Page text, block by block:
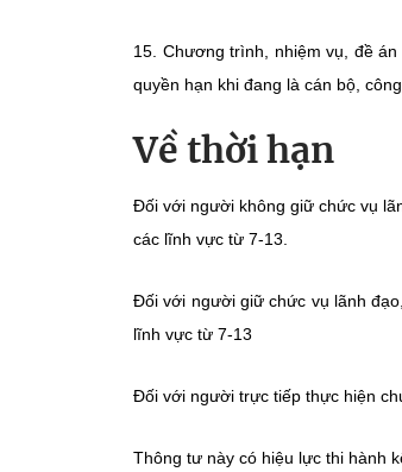
15. Chương trình, nhiệm vụ, đề
quyền hạn khi đang là cán bộ,
Về thời hạn
Đối với người không giữ chức vụ
các lĩnh vực từ 7-13.
Đối với người giữ chức vụ lãnh
lĩnh vực từ 7-13
Đối với người trực tiếp thực hiện
Thông tư này có hiệu lực thi hành